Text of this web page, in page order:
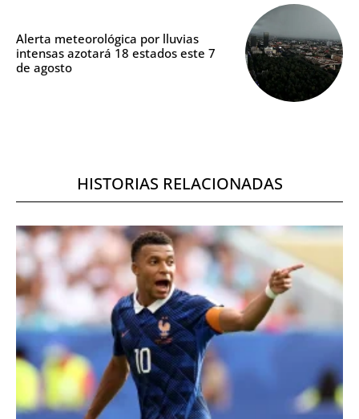
Alerta meteorológica por lluvias
intensas azotará 18 estados este 7
de agosto
HISTORIAS RELACIONADAS